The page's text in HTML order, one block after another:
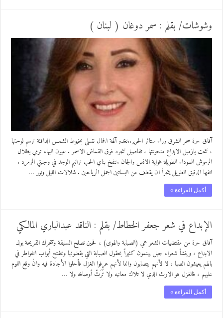
وشوشات/ بقلم : سمر دوغان ( لبنان )
آفاق حرة سحر الشرق وراء ستائر الحرير..تغدو آلهة الجمال تتسلى بخيوط الشمس الدافئة ترسم لوحتها
، تنحت بازميل الابداع منحوتتها ، تفاصيل تتجرد فوق القماش الاسمر . عيون البهاء ترمي بظلال
الرموش السوداء الطويلة غواية الانس والجان .تنفخ بناي الحب ترانيم الوجد في وجنتي الزمرد .
انفها الدقيق الطويل يتجرأ ان يقطف من البساتين اجمل الرياحين . شلالات الليل ونور …
أكمل القراءة »
الإبداع في شعر جعفر الخطاط/ بقلم : الناقد عبدالباري المالكي
آفاق حرة من مقتضيات الشعر هي (الصبابة والهوى) ، فحين تصلح السليقة وتتحرك القريحة يولد
الابداع ، وينشأ شعراء جيل يهتمون كثيراً بحقول الصبابة التي يقضونها وتتفتح أبواب الخواطر في
بالهم يعيشون الصبا ، لا لأنهم يتصابون وانما لأنهم عرفوا الغزل فأحلوا الأجادة فيه وانْ وقع اللوم
عليهم ، فالغزل هو الارث الذي لا تلاك معانيه ولا تُرَثّ أوصافه ولا …
أكمل القراءة »